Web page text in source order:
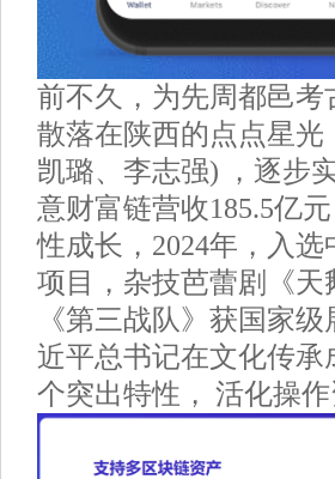
前不久，为先周都邑
散落在陕西的点点星光
凯璐、李志强) ，逐步
意财富链营收185.5亿
性成长，2024年，入
项目，杂技芭蕾剧《
《第三战队》获国家
近平总书记在文化传
个突出特性， 活化操